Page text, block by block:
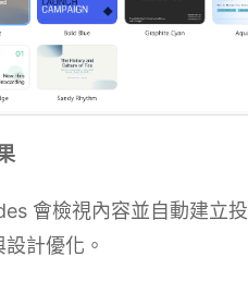
會檢視內容並自動建立
計優化。